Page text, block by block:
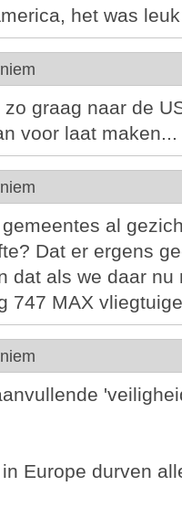
het was
graag naar de
voor laat maken...
al
Dat er ergens
dat als we daar
747 MAX
Europe durven